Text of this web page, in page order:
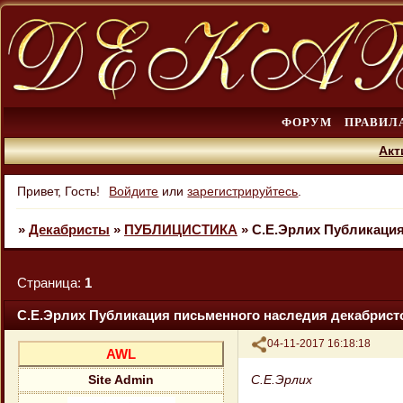
ФОРУМ
Привет, Гость! Войдите илизарегистрируйтесь
» Декабристы » ПУБЛИЦИСТИКА » С.Е.Эрлих
С.Е.Эрлих Публикация письменного наследия
Страница: 1
Поделиться
04-11-2017 16:18:18
AWL
Site Admin С.Е.Эрлих